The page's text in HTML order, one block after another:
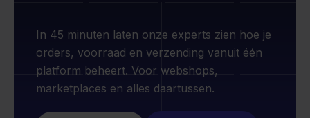
In 45 minuten laten onze experts zien hoe je
orders, voorraad en verzending vanuit één
platform beheert. Voor webshops,
marketplaces en alles daartussen.